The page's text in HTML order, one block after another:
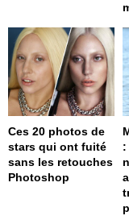
Ces 20 photos de
stars qui ont fuité
sans les retouches
Photoshop
: